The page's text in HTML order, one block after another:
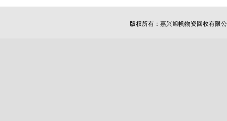
版权所有： 嘉兴旭帆物资回收有限